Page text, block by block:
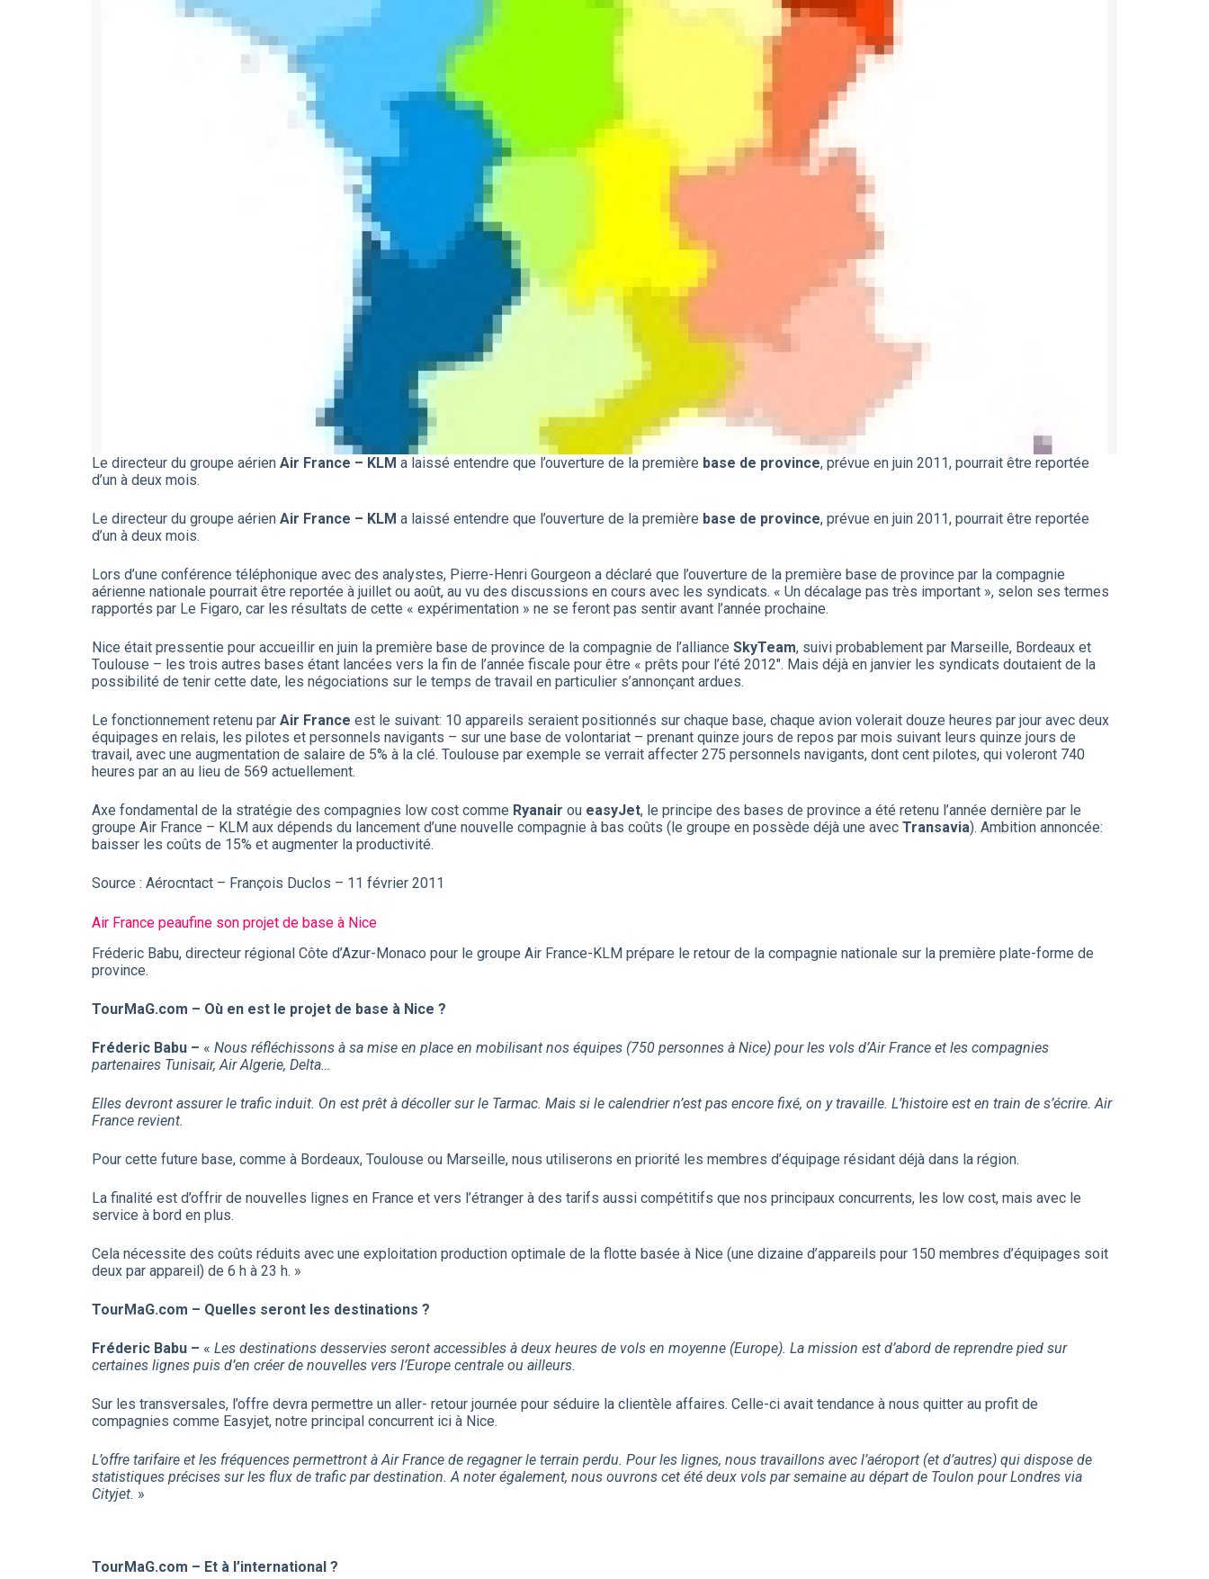
Le directeur du groupe aérien Air France – KLM a laissé entendre que l’ouverture de la première base de province, prévue en juin 2011, pourrait être reportée
d’un à deux mois.
Le directeur du groupe aérien Air France – KLM a laissé entendre que l’ouverture de la première base de province, prévue en juin 2011, pourrait être reportée
d’un à deux mois.
Lors d’une conférence téléphonique avec des analystes, Pierre-Henri Gourgeon a déclaré que l’ouverture de la première base de province par la compagnie
aérienne nationale pourrait être reportée à juillet ou août, au vu des discussions en cours avec les syndicats. « Un décalage pas très important », selon ses termes
rapportés par Le Figaro, car les résultats de cette « expérimentation » ne se feront pas sentir avant l’année prochaine.
Nice était pressentie pour accueillir en juin la première base de province de la compagnie de l’alliance SkyTeam, suivi probablement par Marseille, Bordeaux et
Toulouse – les trois autres bases étant lancées vers la fin de l’année fiscale pour être « prêts pour l’été 2012″. Mais déjà en janvier les syndicats doutaient de la
possibilité de tenir cette date, les négociations sur le temps de travail en particulier s’annonçant ardues.
Le fonctionnement retenu par Air France est le suivant: 10 appareils seraient positionnés sur chaque base, chaque avion volerait douze heures par jour avec deux
équipages en relais, les pilotes et personnels navigants – sur une base de volontariat – prenant quinze jours de repos par mois suivant leurs quinze jours de
travail, avec une augmentation de salaire de 5% à la clé. Toulouse par exemple se verrait affecter 275 personnels navigants, dont cent pilotes, qui voleront 740
heures par an au lieu de 569 actuellement.
Axe fondamental de la stratégie des compagnies low cost comme Ryanair ou easyJet, le principe des bases de province a été retenu l’année dernière par le
groupe Air France – KLM aux dépends du lancement d’une nouvelle compagnie à bas coûts (le groupe en possède déjà une avec Transavia). Ambition annoncée:
baisser les coûts de 15% et augmenter la productivité.
Source : Aérocntact – François Duclos – 11 février 2011
Air France peaufine son projet de base à Nice
Fréderic Babu, directeur régional Côte d’Azur-Monaco pour le groupe Air France-KLM prépare le retour de la compagnie nationale sur la première plate-forme de
province.
TourMaG.com – Où en est le projet de base à Nice ?
Fréderic Babu – « Nous réfléchissons à sa mise en place en mobilisant nos équipes (750 personnes à Nice) pour les vols d’Air France et les compagnies
partenaires Tunisair, Air Algerie, Delta…
Elles devront assurer le trafic induit. On est prêt à décoller sur le Tarmac. Mais si le calendrier n’est pas encore fixé, on y travaille. L’histoire est en train de s’écrire. Air
France revient.
Pour cette future base, comme à Bordeaux, Toulouse ou Marseille, nous utiliserons en priorité les membres d’équipage résidant déjà dans la région.
La finalité est d’offrir de nouvelles lignes en France et vers l’étranger à des tarifs aussi compétitifs que nos principaux concurrents, les low cost, mais avec le
service à bord en plus.
Cela nécessite des coûts réduits avec une exploitation production optimale de la flotte basée à Nice (une dizaine d’appareils pour 150 membres d’équipages soit
deux par appareil) de 6 h à 23 h. »
TourMaG.com – Quelles seront les destinations ?
Fréderic Babu – « Les destinations desservies seront accessibles à deux heures de vols en moyenne (Europe). La mission est d’abord de reprendre pied sur
certaines lignes puis d’en créer de nouvelles vers l’Europe centrale ou ailleurs.
Sur les transversales, l’offre devra permettre un aller- retour journée pour séduire la clientèle affaires. Celle-ci avait tendance à nous quitter au profit de
compagnies comme Easyjet, notre principal concurrent ici à Nice.
L’offre tarifaire et les fréquences permettront à Air France de regagner le terrain perdu. Pour les lignes, nous travaillons avec l’aéroport (et d’autres) qui dispose de
statistiques précises sur les flux de trafic par destination. A noter également, nous ouvrons cet été deux vols par semaine au départ de Toulon pour Londres via
Cityjet. »
TourMaG.com – Et à l’international ?